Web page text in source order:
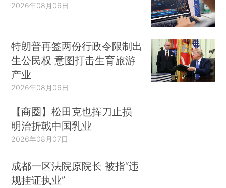
2026年08月06日
特朗普再签两份行政令限制出
生公民权 意图打击生育旅游
产业
2026年08月06日
【商圈】松田克也挥刀止损
明治折戟中国乳业
2026年08月07日
成都一区法院原院长 被指“违
规挂证执业”